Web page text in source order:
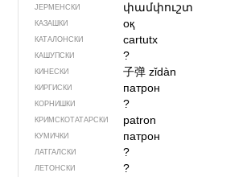
ЈЕРМЕНСКИ փամփուշտ
КАЗАШКИ оқ
КАТАЛОНСКИ cartutx
КАШУПСКИ ?
КИНЕСКИ 子弹zǐdàn
КИРГИСКИ патрон
КОРНИШКИ ?
КРИМСКОТАТАРСКИ patron
КУМИЧКИ патрон
ЛАТГАЛСКИ ?
ЛЕТОНСКИ ?